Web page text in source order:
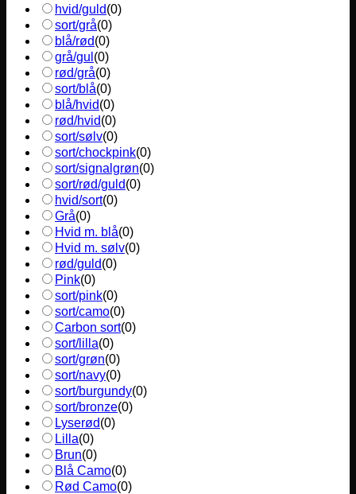
hvid/guld(0)
sort/grå(0)
blå/rød(0)
grå/gul (0)
rød/grå(0)
sort/blå(0)
blå/hvid(0)
rød/hvid(0)
sort/sølv(0)
sort/chockpink(0)
sort/signalgrøn(0)
sort/rød/guld(0)
hvid/sort(0)
Grå(0)
Hvid m. blå(0)
Hvid m. sølv(0)
rød/guld(0)
Pink(0)
sort/pink(0)
sort/camo(0)
Carbon sort(0)
sort/lilla(0)
sort/grøn(0)
sort/navy(0)
sort/burgundy(0)
sort/bronze(0)
Lyserød(0)
Lilla(0)
Brun(0)
Blå Camo(0)
Rød Camo(0)